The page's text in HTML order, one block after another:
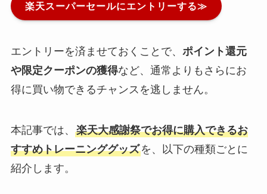
楽天スーパーセールにエントリーする≫
エントリーを済ませておくことで、 ポイント還元
や限定クーポンの獲得など、通常よりもさらにお
得に買い物できるチャンスを逃しません。
本記事では、 楽天大感謝祭でお得に購入できるお
すすめトレーニンググッズを、以下の種類ごとに
紹介します。